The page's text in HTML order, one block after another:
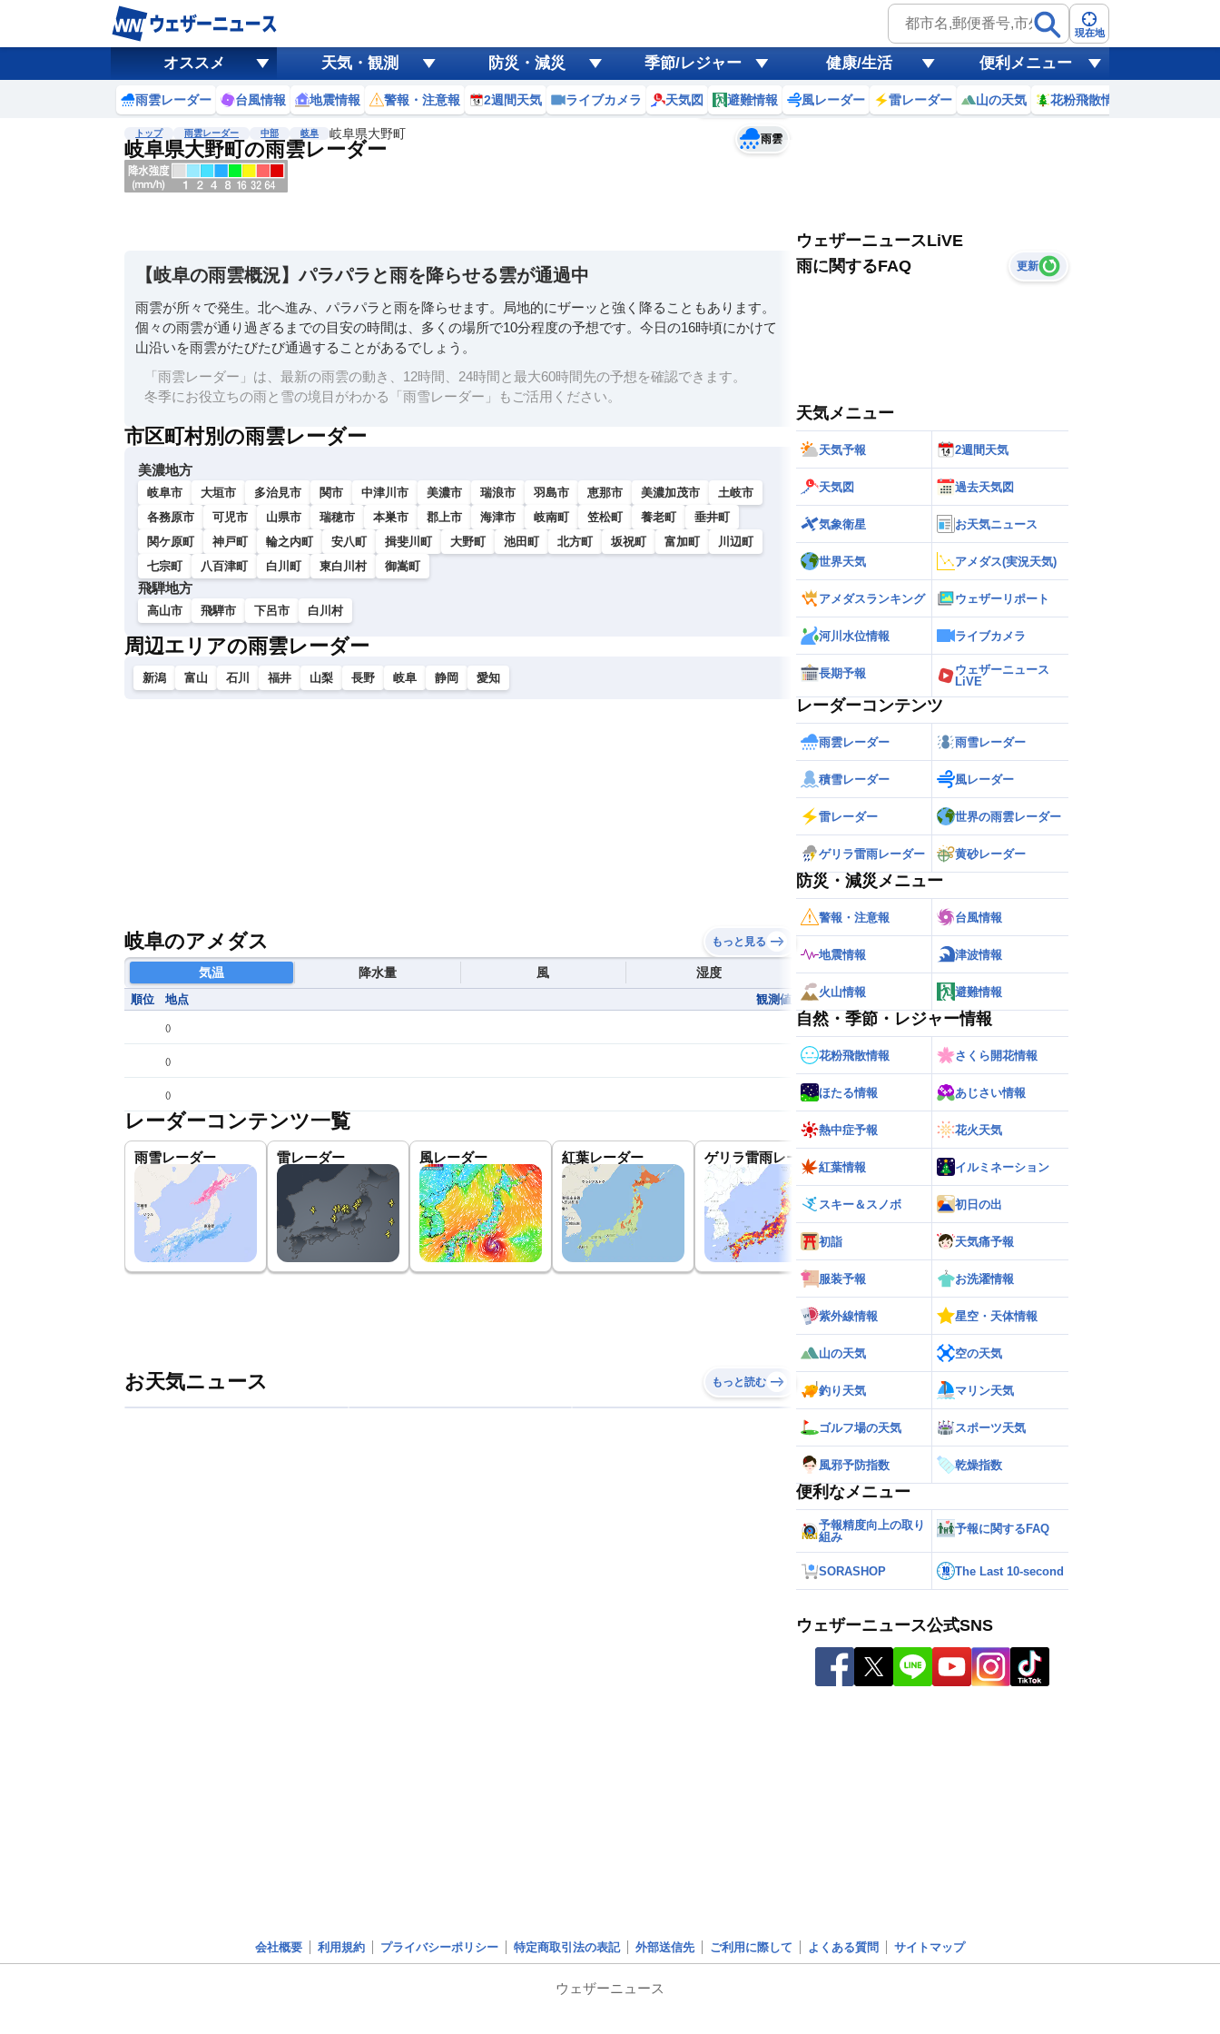
現在地
オススメ 天気・観測 防災・減災 季節/レジャー 健康/生活 便利メニュー
雨雲レーダー 台風情報 地震情報 警報・注意報 2週間天気 ライブカメラ 天気図 避難情報 風レーダー 雷レーダー 山の天気 花粉飛散情報
トップ 雨雲レーダー 中部 岐阜 岐阜県大野町
岐阜県大野町の雨雲レーダー 雨雲
予報士コメント
黄砂
天気 台風
【岐阜の雨雲概況】パラパラと雨を降らせる雲が通過中
雨雲が所々で発生。北へ進み、パラパラと雨を降らせます。局地的にザーッと強く降ることもあります。
個々の雨雲が通り過ぎるまでの目安の時間は、多くの場所で10分程度の予想です。今日の16時頃にかけて
山沿いを雨雲がたびたび通過することがあるでしょう。
「雨雲レーダー」は、最新の雨雲の動き、12時間、24時間と最大60時間先の予想を確認できます。
冬季にお役立ちの雨と雪の境目がわかる「雨雪レーダー」もご活用ください。
市区町村別の雨雲レーダー
美濃地方
岐阜市 大垣市 多治見市 関市 中津川市 美濃市 瑞浪市 羽島市 恵那市 美濃加茂市
土岐市
各務原市
可児市 山県市 瑞穂市 本巣市 郡上市 海津市 岐南町 笠松町 養老町
垂井町
関ケ原町
神戸町 輪之内町 安八町 揖斐川町 大野町 池田町 北方町 坂祝町 富加町
川辺町
七宗町
八百津町 白川町 東白川村 御嵩町
飛騨地方
高山市 飛騨市 下呂市 白川村
周辺エリアの雨雲レーダー
新潟 富山 石川 福井 山梨 長野 岐阜 静岡 愛知
岐阜のアメダス もっと見る
気温 降水量 風 湿度
順位 地点 観測値
()
()
()
レーダーコンテンツ一覧
雨雪レーダー 雷レーダー 風レーダー 紅葉レーダー ゲリラ雷雨レーダー 世界の雨雲レーダー
お天気ニュース もっと読む
ウェザーニュースLiVE
雨に関するFAQ
更新
天気メニュー
天気予報 2週間天気
天気図 過去天気図
気象衛星 お天気ニュース
世界天気 アメダス(実況天気)
アメダスランキング ウェザーリポート
河川水位情報 ライブカメラ
長期予報
ウェザーニュース
LiVE
レーダーコンテンツ
雨雲レーダー 雨雪レーダー
積雪レーダー 風レーダー
雷レーダー 世界の雨雲レーダー
ゲリラ雷雨レーダー 黄砂レーダー
防災・減災メニュー
警報・注意報 台風情報
地震情報 津波情報
火山情報 避難情報
自然・季節・レジャー情報
花粉飛散情報 さくら開花情報
ほたる情報 あじさい情報
熱中症予報 花火天気
紅葉情報 イルミネーション
スキー＆スノボ 初日の出
初詣 天気痛予報
服装予報 お洗濯情報
紫外線情報 星空・天体情報
山の天気 空の天気
釣り天気 マリン天気
ゴルフ場の天気 スポーツ天気
風邪予防指数 乾燥指数
便利なメニュー
予報精度向上の取り
組み
予報に関するFAQ
SORASHOP The Last 10-second
ウェザーニュース公式SNS
会社概要 利用規約 プライバシーポリシー 特定商取引法の表記 外部送信先 ご利用に際して よくある質問 サイトマップ
ウェザーニュース